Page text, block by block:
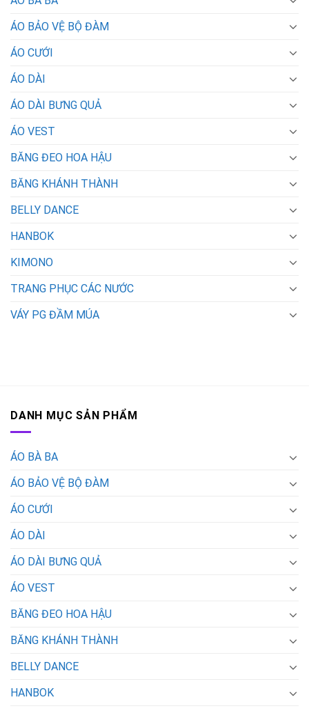
ÁO BẢO VỆ BỘ ĐÀM
ÁO CƯỚI
ÁO DÀI
ÁO DÀI BƯNG QUẢ
ÁO VEST
BĂNG ĐEO HOA HẬU
BĂNG KHÁNH THÀNH
BELLY DANCE
HANBOK
KIMONO
TRANG PHỤC CÁC NƯỚC
VÁY PG ĐẦM MÚA
DANH MỤC SẢN PHẨM
ÁO BÀ BA
ÁO BẢO VỆ BỘ ĐÀM
ÁO CƯỚI
ÁO DÀI
ÁO DÀI BƯNG QUẢ
ÁO VEST
BĂNG ĐEO HOA HẬU
BĂNG KHÁNH THÀNH
BELLY DANCE
HANBOK